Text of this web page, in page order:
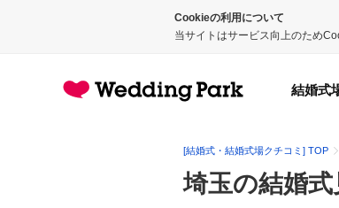
Cookieの利用について
当サイトはサービス向上のため
結婚式
[結婚式・結婚式場クチコミ] TOP
埼玉の結婚式